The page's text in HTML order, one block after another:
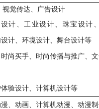
视觉传达、广告设计
计、工业设计、珠宝设计
计、环境设计、舞台设计等
尚买手、时尚传播与推广、
验设计、计算机设计等
、动画、计算机动漫、动漫制